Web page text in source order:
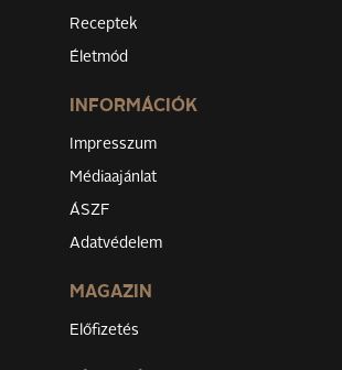
Receptek
Életmód
INFORMÁCIÓK
Impresszum
Médiaajánlat
ÁSZF
Adatvédelem
MAGAZIN
Előfizetés